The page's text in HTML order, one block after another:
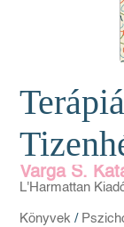
Varga S.
L'Harmattan
Könyvek /